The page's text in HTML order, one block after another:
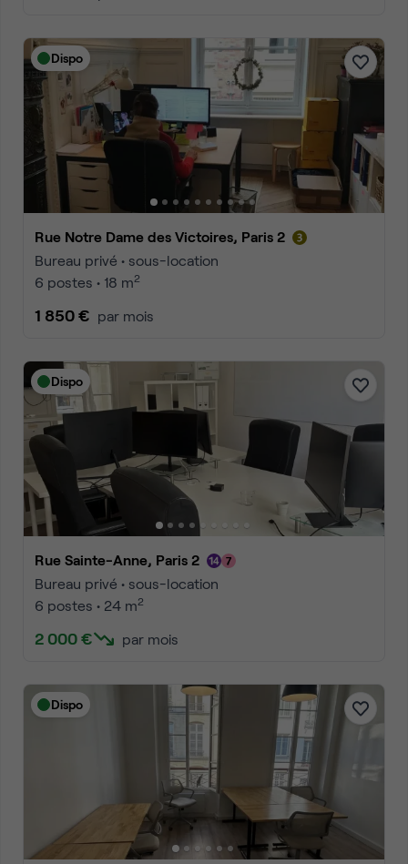
Dispo
Rue Notre Dame des Victoires, Paris 2
Bureau privé • sous-location
6 postes • 18 m2
1 850 € par mois
Dispo
Rue Sainte-Anne, Paris 2
Bureau privé • sous-location
6 postes • 24 m2
2 000 € par mois
Dispo